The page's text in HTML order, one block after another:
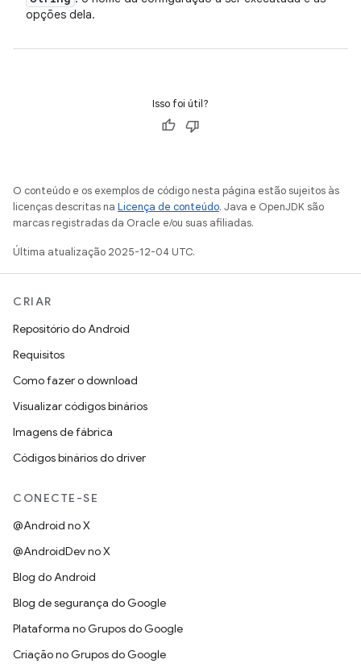
opções dela.
Isso foi útil?
O conteúdo e os exemplos de código nesta página estão sujeitos às
licenças descritas na Licença de conteúdo. Java e OpenJDK são
marcas registradas da Oracle e/ou suas afiliadas.
Última atualização 2025-12-04 UTC.
CRIAR
Repositório do Android
Requisitos
Como fazer o download
Visualizar códigos binários
Imagens de fábrica
Códigos binários do driver
CONECTE-SE
@Android no X
@AndroidDev no X
Blog do Android
Blog de segurança do Google
Plataforma no Grupos do Google
Criação no Grupos do Google